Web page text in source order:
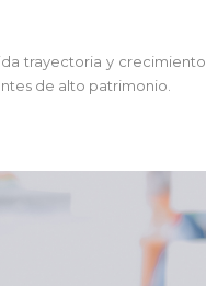
trayectoria y
de alto patrimonio.